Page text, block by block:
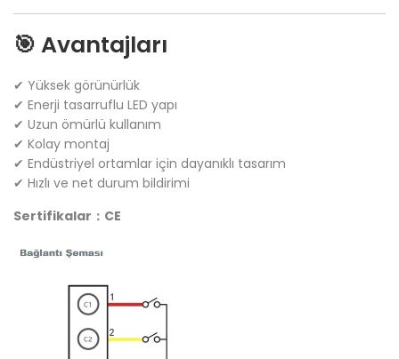
🎯 Avantajları
✔ Yüksek görünürlük
✔ Enerji tasarruflu LED yapı
✔ Uzun ömürlü kullanım
✔ Kolay montaj
✔ Endüstriyel ortamlar için dayanıklı tasarım
✔ Hızlı ve net durum bildirimi
Sertifikalar：CE